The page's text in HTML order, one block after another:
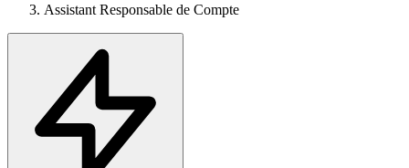
Assistant Responsable de Compte